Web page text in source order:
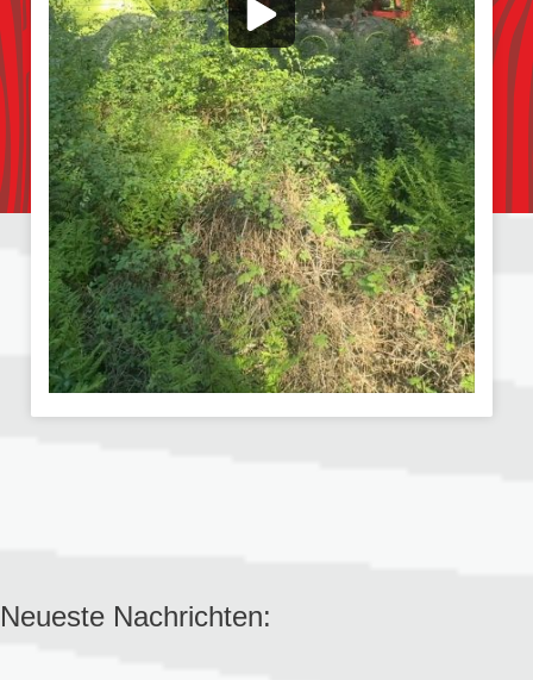
Neueste Nachrichten: